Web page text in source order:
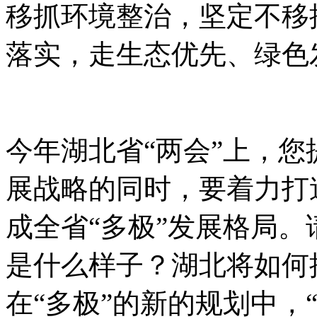
移抓环境整治，坚定不
落实，走生态优先、绿
今年湖北省“两会”上，
展战略的同时，要着力
成全省“多极”发展格局
是什么样子？湖北将如
在“多极”的新的规划中